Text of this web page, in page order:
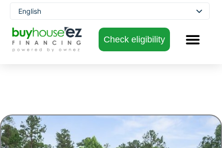
Skip
content
Check eligibility
English
Spanish